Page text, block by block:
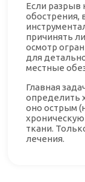
Если разрыв
обострения,
причинять
осмотр
для
местные
Главная
определить
оно острым
ткани.
лечения.